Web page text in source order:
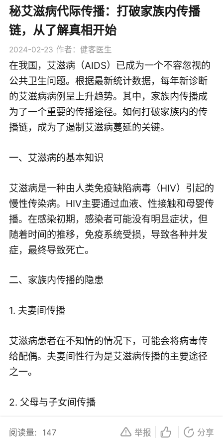
秘艾滋病代际传播：打破家族内传播
链，从了解真相开始
2024-02-23 作者：健客医生
在我国，艾滋病（AIDS）已成为一个不容忽视的
公共卫生问题。根据最新统计数据，每年新诊断
的艾滋病病例呈上升趋势。其中，家族内传播成
为了一个重要的传播途径。如何打破家族内的传
播链，成为了遏制艾滋病蔓延的关键。
一、艾滋病的基本知识
艾滋病是一种由人类免疫缺陷病毒（HIV）引起的
慢性传染病。HIV主要通过血液、性接触和母婴传
播。在感染初期，感染者可能没有明显症状，但
随着时间的推移，免疫系统受损，导致各种并发
症，最终导致死亡。
二、家族内传播的隐患
1. 夫妻间传播
艾滋病患者在不知情的情况下，可能会将病毒传
给配偶。夫妻间性行为是艾滋病传播的主要途径
之一。
2. 父母与子女间传播
艾滋病病毒可通过母婴传播，使新生儿感染。另
阅读量: 147 举报 分享